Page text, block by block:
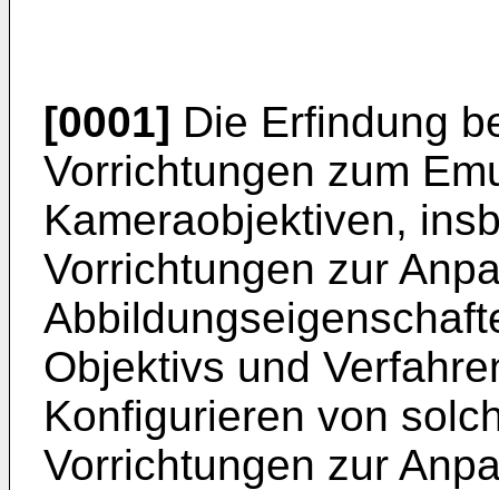
[0001] Die Erfindung
Vorrichtungen zum
Kameraobjektiven,
Vorrichtungen zur
Objektivs und
Konfigurieren von
Vorrichtungen zur